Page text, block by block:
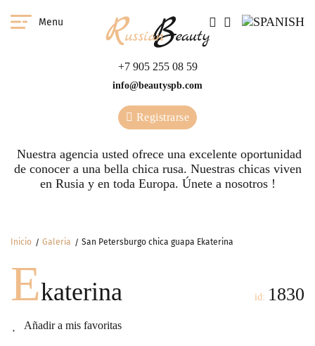
Menu
+7 905 255 08 59
info@beautyspb.com
Registrarse
Nuestra agencia usted ofrece una excelente oportunidad
de conocer a una bella chica rusa. Nuestras сhicas viven
en Rusia y en toda Europa. Únete a nosotros !
Inicio Galeria San Petersburgo chica guapa Ekaterina
Ekaterina
Añadir a mis favoritas
id: 1830